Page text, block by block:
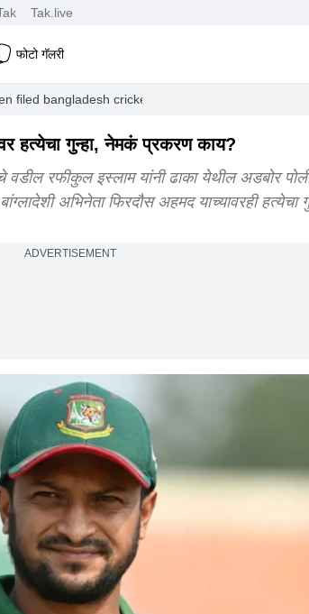
Tak.live
फोटो गॅलरी
filed bangladesh cricket board ban vs pak
हत्येचा गुन्हा, नेमकं प्रकरण काय?
रफीकुल इस्लाम यांनी ढाका येथील अडबोर
अभिनेता फिरदौस अहमद याच्यावरही हत्येचा
ADVERTISEMENT